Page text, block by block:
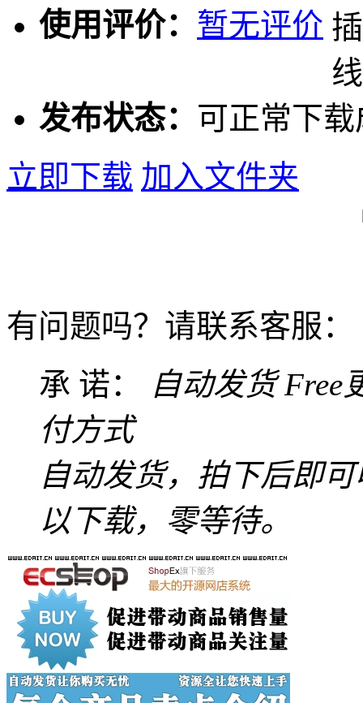
使用评价： 暂无评价
发布状态： 可正常下
立即下载 加入文件夹
有问题吗？请联系客服：
承 诺：
自动发货 Free
付方式
自动发货，拍下后即
以下载，零等待。